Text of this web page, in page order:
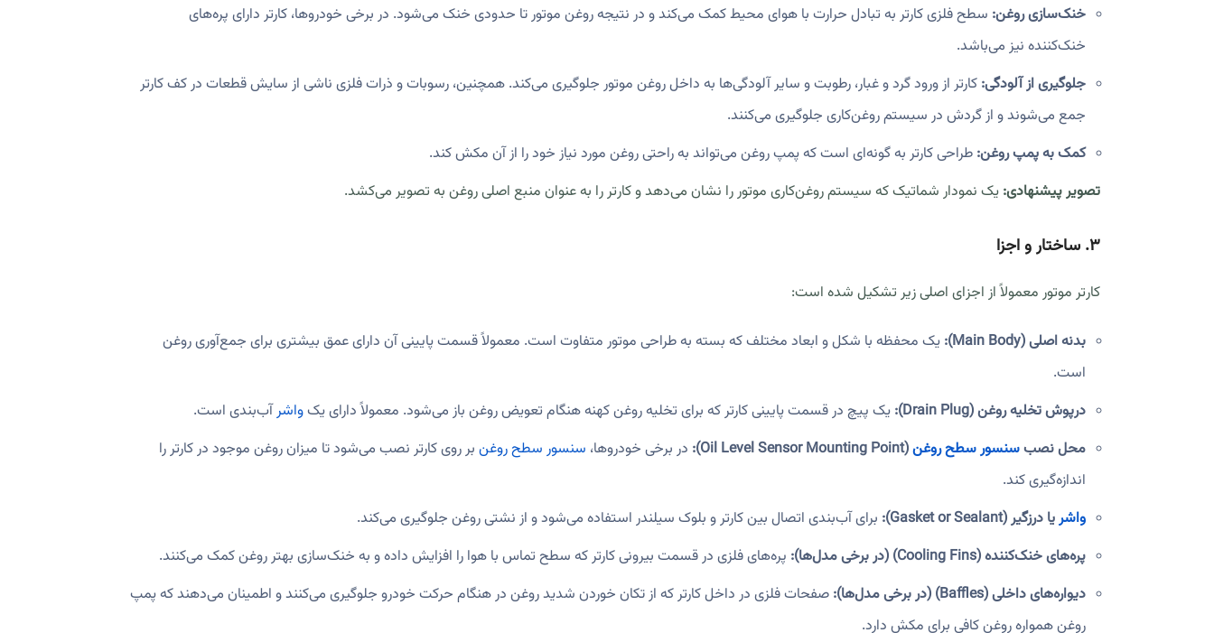
خنک‌سازی روغن: سطح فلزی کارتر به تبادل حرارت با هوای محیط کمک می‌کند و در نتیجه روغن موتور تا حدودی خنک می‌شود. در برخی خودروها، کارتر دارای پره‌های
خنک‌کننده نیز می‌باشد.
جلوگیری از آلودگی: کارتر از ورود گرد و غبار، رطوبت و سایر آلودگی‌ها به داخل روغن موتور جلوگیری می‌کند. همچنین، رسوبات و ذرات فلزی ناشی از سایش قطعات در کف کارتر
جمع می‌شوند و از گردش در سیستم روغن‌کاری جلوگیری می‌کنند.
کمک به پمپ روغن: طراحی کارتر به گونه‌ای است که پمپ روغن می‌تواند به راحتی روغن مورد نیاز خود را از آن مکش کند.
تصویر پیشنهادی: یک نمودار شماتیک که سیستم روغن‌کاری موتور را نشان می‌دهد و کارتر را به عنوان منبع اصلی روغن به تصویر می‌کشد.
۳. ساختار و اجزا
کارتر موتور معمولاً از اجزای اصلی زیر تشکیل شده است:
بدنه اصلی (Main Body):
یک محفظه با شکل و ابعاد مختلف که بسته به طراحی موتور متفاوت است. معمولاً قسمت پایینی آن دارای عمق بیشتری برای جمع‌آوری روغن
است.
درپوش تخلیه روغن (Drain Plug):
یک پیچ در قسمت پایینی کارتر که برای تخلیه روغن کهنه هنگام تعویض روغن باز می‌شود. معمولاً دارای یکواشرآب‌بندی است.
محل نصبسنسور سطح روغن(Oil Level Sensor Mounting Point): در برخی خودروها، سنسور سطح روغن بر روی کارتر نصب می‌شود تا میزان روغن موجود در کارتر را
اندازه‌گیری کند.
واشریا درزگیر (Gasket or Sealant):
برای آب‌بندی اتصال بین کارتر و بلوک سیلندر استفاده می‌شود و از نشتی روغن جلوگیری می‌کند.
پره‌های خنک‌کننده (Cooling Fins) (در برخی مدل‌ها):
پره‌های فلزی در قسمت بیرونی کارتر که سطح تماس با هوا را افزایش داده و به خنک‌سازی بهتر روغن کمک می‌کنند.
دیواره‌های داخلی (Baffles) (در برخی مدل‌ها):
صفحات فلزی در داخل کارتر که از تکان خوردن شدید روغن در هنگام حرکت خودرو جلوگیری می‌کنند و اطمینان می‌دهند که پمپ
روغن همواره روغن کافی برای مکش دارد.